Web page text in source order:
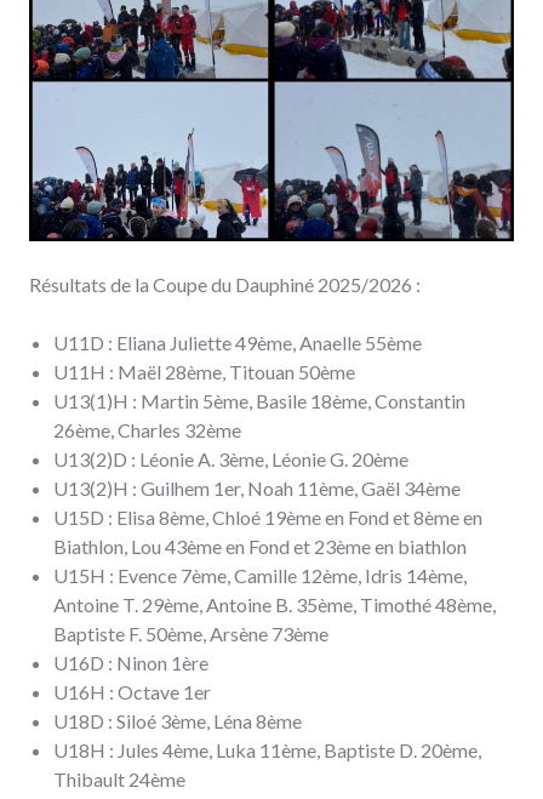
Résultats de la Coupe du Dauphiné 2025/2026 :
U11D : Eliana Juliette 49ème, Anaelle 55ème
U11H : Maël 28ème, Titouan 50ème
U13(1)H : Martin 5ème, Basile 18ème, Constantin
26ème, Charles 32ème
U13(2)D : Léonie A. 3ème, Léonie G. 20ème
U13(2)H : Guilhem 1er, Noah 11ème, Gaël 34ème
U15D : Elisa 8ème, Chloé 19ème en Fond et 8ème en
Biathlon, Lou 43ème en Fond et 23ème en biathlon
U15H : Evence 7ème, Camille 12ème, Idris 14ème,
Antoine T. 29ème, Antoine B. 35ème, Timothé 48ème,
Baptiste F. 50ème, Arsène 73ème
U16D : Ninon 1ère
U16H : Octave 1er
U18D : Siloé 3ème, Léna 8ème
U18H : Jules 4ème, Luka 11ème, Baptiste D. 20ème,
Thibault 24ème